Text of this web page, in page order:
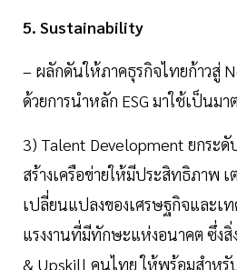
5. Sustainability
– ผลักดันให้ภาคธุรกิจไทยก้าวสู่
ด้วยการนำหลัก ESG มาใช้เป็นมา
3) Talent Development ยกระ
สร้างเครือข่ายให้มีประสิทธิภาพ เ
เปลี่ยนแปลงของเศรษฐกิจและเท
แรงงานที่มีทักษะแห่งอนาคต ซึ่งสิ่
& Upskill คนไทย ให้พร้อมสำหรั